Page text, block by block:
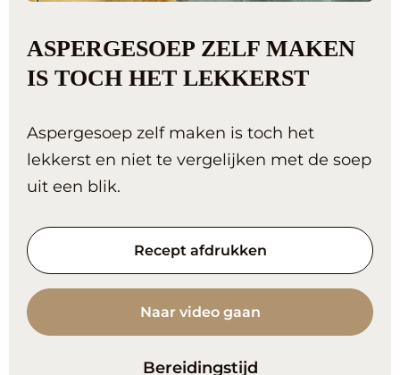
ASPERGESOEP ZELF MAKEN
IS TOCH HET LEKKERST
Aspergesoep zelf maken is toch het
lekkerst en niet te vergelijken met de soep
uit een blik.
Recept afdrukken
Naar video gaan
Bereidingstijd